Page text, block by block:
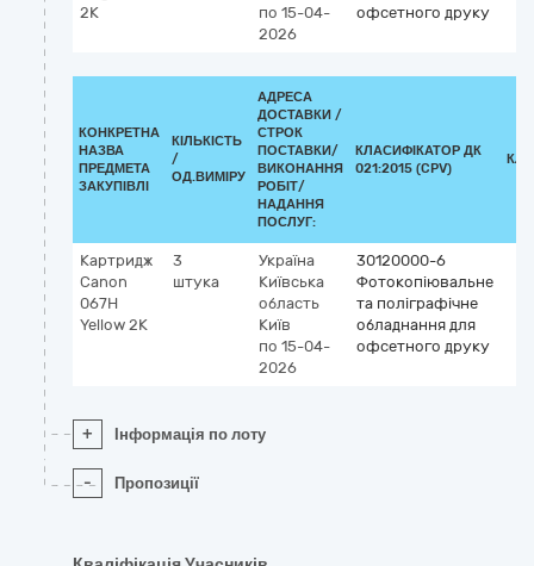
2K
по 15-04-
2026
офсетного друку
КОНКРЕТНА
НАЗВА
ПРЕДМЕТА
ЗАКУПІВЛІ
КІЛЬКІСТЬ
/
ОД.ВИМІРУ
АДРЕСА
ДОСТАВКИ /
СТРОК
ПОСТАВКИ/
ВИКОНАННЯ
РОБІТ/
НАДАННЯ
ПОСЛУГ:
КЛАСИФІКАТОР ДК
021:2015 (CPV)
Картридж
Canon
067H
Yellow 2K
3
штука
Україна
Київська
область
Київ
по 15-04-
2026
30120000-6
Фотокопіювальне
та поліграфічне
обладнання для
офсетного друку
+ Інформація по лоту
- Пропозиції